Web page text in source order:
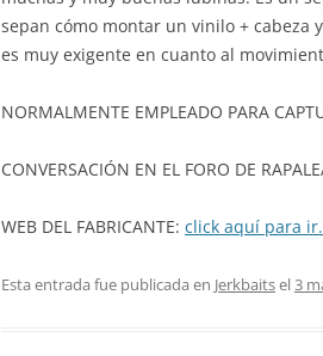
sepan cómo montar un vinilo + cabeza
es muy exigente en cuanto al
NORMALMENTE EMPLEADO PARA
CONVERSACIÓN EN EL FORO DE
WEB DEL FABRICANTE: click aquí para ir.
Esta entrada fue publicada en Jerkbaitsel3